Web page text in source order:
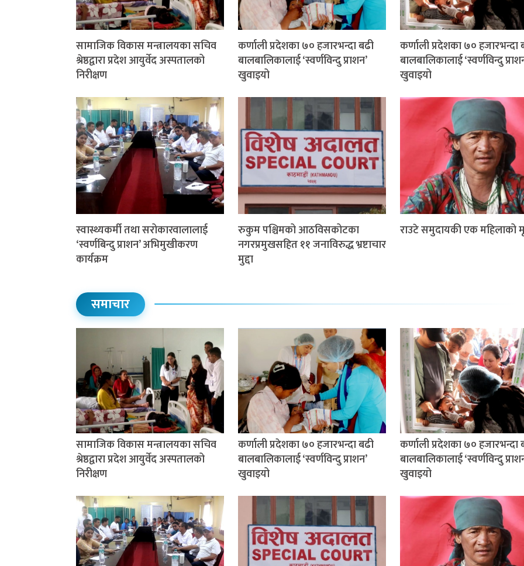
सामाजिक विकास मन्त्रालयका सचिव
श्रेष्ठद्वारा प्रदेश आयुर्वेद अस्पतालको
निरीक्षण
कर्णाली प्रदेशका ७० हजारभन्दा बढी
बालबालिकालाई ‘स्वर्णविन्दु प्राशन’
खुवाइयो
कर्णाली प्रदेशका ७० हजारभन्दा
बालबालिकालाई ‘स्वर्णविन्दु
खुवाइयो
स्वास्थ्यकर्मी तथा सरोकारवालालाई
‘स्वर्णबिन्दु प्राशन’ अभिमुखीकरण
कार्यक्रम
रुकुम पश्चिमको आठविसकोटका
नगरप्रमुखसहित ११ जनाविरुद्ध भ्रष्टाचार
मुद्दा
राउटे समुदायकी एक महिलाको
समाचार
सामाजिक विकास मन्त्रालयका सचिव
श्रेष्ठद्वारा प्रदेश आयुर्वेद अस्पतालको
निरीक्षण
कर्णाली प्रदेशका ७० हजारभन्दा बढी
बालबालिकालाई ‘स्वर्णविन्दु प्राशन’
खुवाइयो
कर्णाली प्रदेशका ७० हजारभन्दा
बालबालिकालाई ‘स्वर्णविन्दु
खुवाइयो